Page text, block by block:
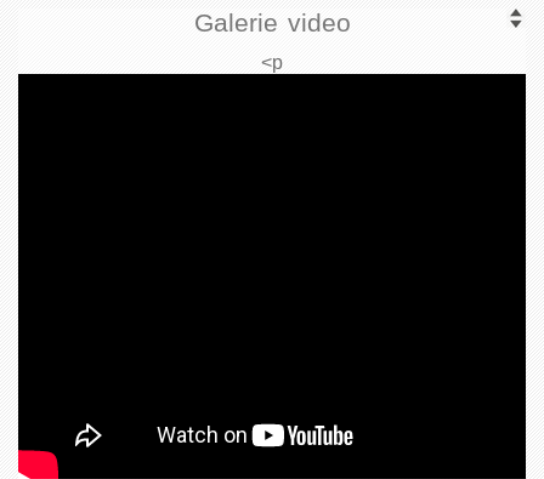
Galerie video
<p